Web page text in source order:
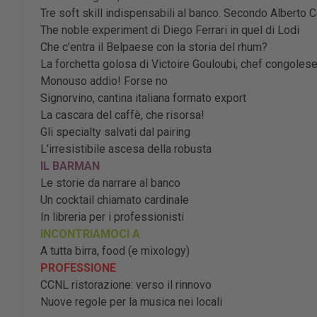
Tre soft skill indispensabili al banco. Secondo Alberto
The noble experiment di Diego Ferrari in quel di Lodi
Che c’entra il Belpaese con la storia del rhum?
La forchetta golosa di Victoire Gouloubi, chef
Monouso addio! Forse no
Signorvino, cantina italiana formato export
La cascara del caffè, che risorsa!
Gli specialty salvati dal pairing
L’irresistibile ascesa della robusta
IL BARMAN
Le storie da narrare al banco
Un cocktail chiamato cardinale
In libreria per i professionisti
INCONTRIAMOCI A
A tutta birra, food (e mixology)
PROFESSIONE
CCNL ristorazione: verso il rinnovo
Nuove regole per la musica nei locali